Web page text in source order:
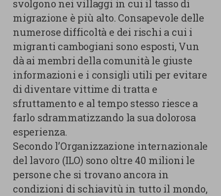
svolgono nei villaggi in cui il tasso di
migrazione è più alto. Consapevole delle
numerose difficoltà e dei rischi a cui i
migranti cambogiani sono esposti, Vun
dà ai membri della comunità le giuste
informazioni e i consigli utili per evitare
di diventare vittime di tratta e
sfruttamento e al tempo stesso riesce a
farlo sdrammatizzando la sua dolorosa
esperienza.
Secondo l’Organizzazione internazionale
del lavoro (ILO) sono oltre 40 milioni le
persone che si trovano ancora in
condizioni di schiavitù in tutto il mondo,